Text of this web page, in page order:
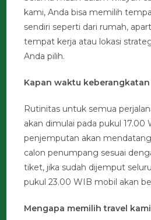
kami, Anda bisa memilih
sendiri seperti dari rumah,
tempat kerja atau lokasi
Anda pilih.
Kapan waktu
Rutinitas untuk semua
akan dimulai pada pukul 17.00
penjemputan akan
calon penumpang sesuai
tiket, jika sudah dijemput
pukul 23.00 WIB mobil akan
Mengapa memilih travel